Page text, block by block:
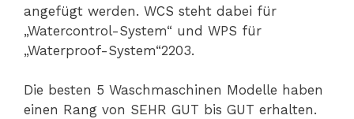
angefügt werden. WCS steht dabei für
„Watercontrol-System“ und WPS für
„Waterproof-System“2203.
Die besten 5 Waschmaschinen Modelle haben
einen Rang von SEHR GUT bis GUT erhalten.